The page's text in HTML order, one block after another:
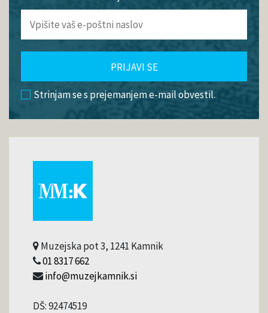
PRIJAVI SE
Strinjam se s prejemanjem e-mail obvestil.
Muzejska pot 3, 1241 Kamnik
01 8317 662
info@muzejkamnik.si
DŠ: 92474519